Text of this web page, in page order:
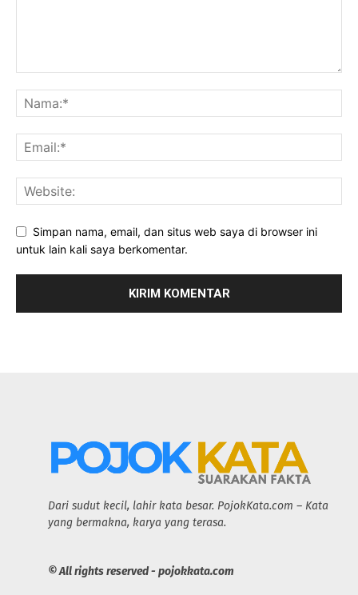
Simpan nama, email, dan situs web saya di browser ini
untuk lain kali saya berkomentar.
Dari sudut kecil, lahir kata besar. PojokKata.com – Kata
yang bermakna, karya yang terasa.
© All rights reserved - pojokkata.com